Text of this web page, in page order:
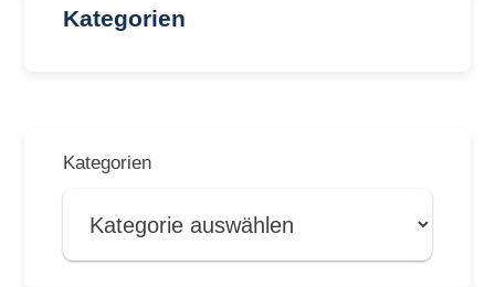
Kategorien
Kategorien